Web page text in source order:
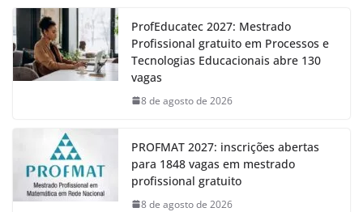
ProfEducatec 2027: Mestrado
Profissional gratuito em Processos e
Tecnologias Educacionais abre 130
vagas
8 de agosto de 2026
PROFMAT 2027: inscrições abertas
para 1848 vagas em mestrado
profissional gratuito
8 de agosto de 2026